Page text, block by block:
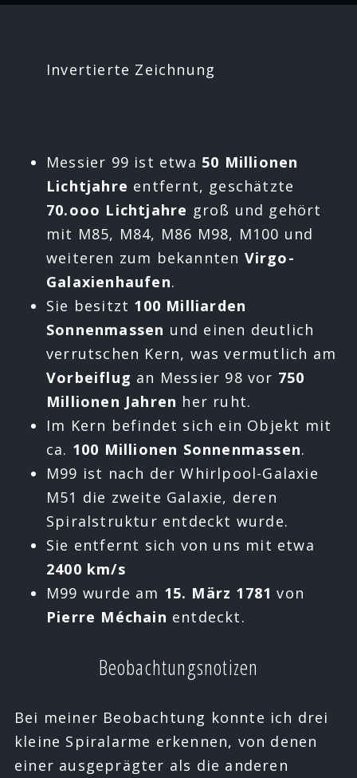
Invertierte Zeichnung
Messier 99 ist etwa 50 Millionen
Lichtjahre entfernt, geschätzte
70.ooo Lichtjahre groß und gehört
mit M85, M84, M86 M98, M100 und
weiteren zum bekannten Virgo-
Galaxienhaufen.
Sie besitzt 100 Milliarden
Sonnenmassen und einen deutlich
verrutschen Kern, was vermutlich am
Vorbeiflug an Messier 98 vor 750
Millionen Jahren her ruht.
Im Kern befindet sich ein Objekt mit
ca. 100 Millionen Sonnenmassen.
M99 ist nach der Whirlpool-Galaxie
M51 die zweite Galaxie, deren
Spiralstruktur entdeckt wurde.
Sie entfernt sich von uns mit etwa
2400 km/s
M99 wurde am 15. März 1781von
Pierre Méchain entdeckt.
Beobachtungsnotizen
Bei meiner Beobachtung konnte ich drei
kleine Spiralarme erkennen, von denen
einer ausgeprägter als die anderen